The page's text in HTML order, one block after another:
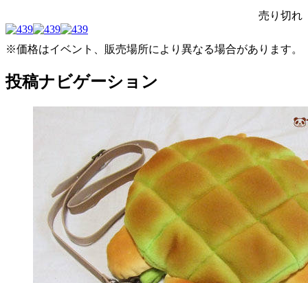
売り切れ
※価格はイベント、販売場所により異なる場合があります。
投稿ナビゲーション